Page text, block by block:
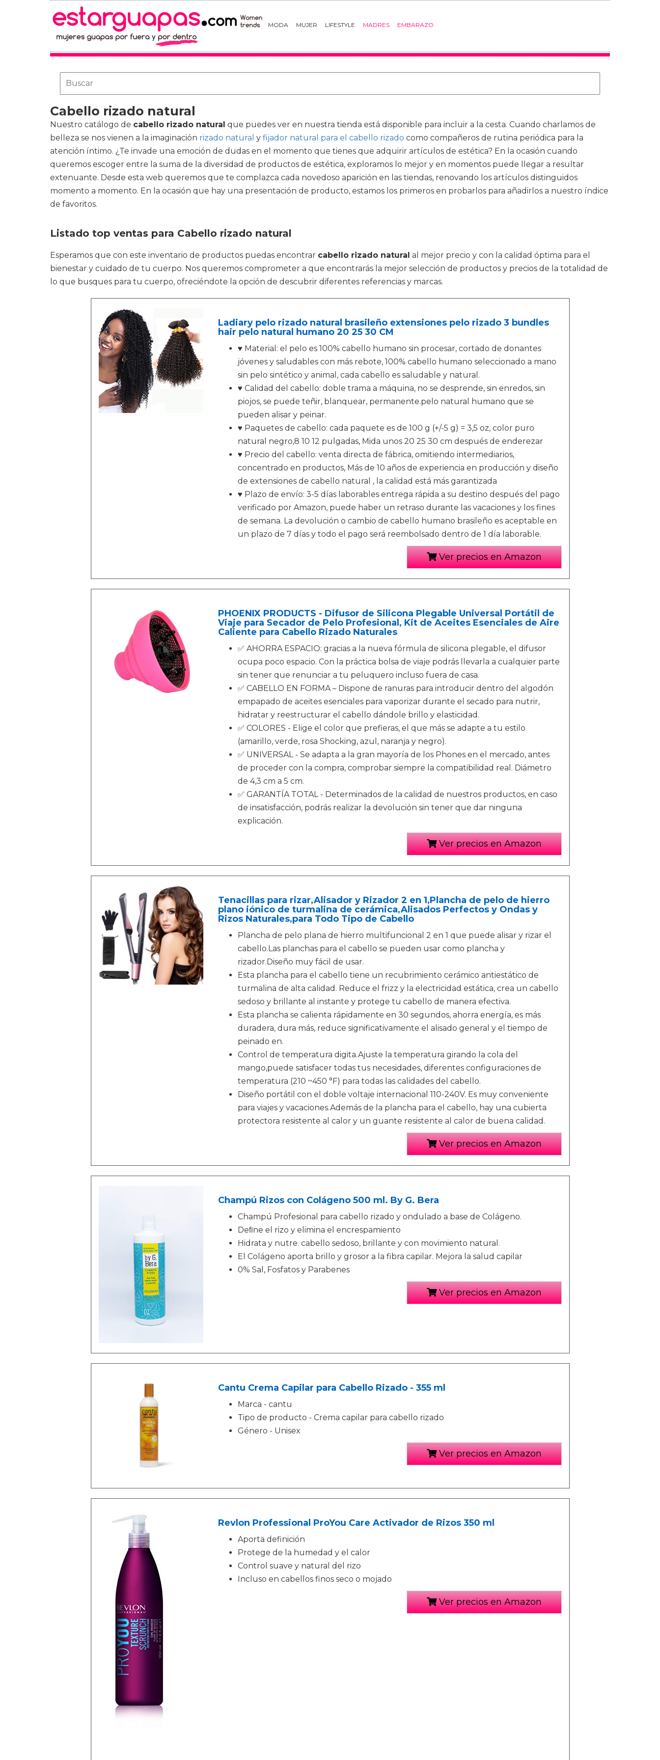
MODA MUJER LIFESTYLE MADRES EMBARAZO
Cabello rizado natural
Nuestro catálogo de cabello rizado natural que puedes ver en nuestra tienda está disponible para incluir a la cesta. Cuando charlamos de
belleza se nos vienen a la imaginación rizado natural y fijador natural para el cabello rizado como compañeros de rutina periódica para la
atención íntimo. ¿Te invade una emoción de dudas en el momento que tienes que adquirir artículos de estética? En la ocasión cuando
queremos escoger entre la suma de la diversidad de productos de estética, exploramos lo mejor y en momentos puede llegar a resultar
extenuante. Desde esta web queremos que te complazca cada novedoso aparición en las tiendas, renovando los artículos distinguidos
momento a momento. En la ocasión que hay una presentación de producto, estamos los primeros en probarlos para añadirlos a nuestro índice
de favoritos.
Listado top ventas para Cabello rizado natural
Esperamos que con este inventario de productos puedas encontrar cabello rizado natural al mejor precio y con la calidad óptima para el
bienestar y cuidado de tu cuerpo. Nos queremos comprometer a que encontrarás la mejor selección de productos y precios de la totalidad de
lo que busques para tu cuerpo, ofreciéndote la opción de descubrir diferentes referencias y marcas.
Ladiary pelo rizado natural brasileño extensiones pelo rizado 3 bundles
hair pelo natural humano 20 25 30 CM
♥ Material: el pelo es 100% cabello humano sin procesar, cortado de donantes
jóvenes y saludables con más rebote, 100% cabello humano seleccionado a mano
sin pelo sintético y animal, cada cabello es saludable y natural.
♥ Calidad del cabello: doble trama a máquina, no se desprende, sin enredos, sin
piojos, se puede teñir, blanquear, permanente.pelo natural humano que se
pueden alisar y peinar.
♥ Paquetes de cabello: cada paquete es de 100 g (+/-5 g) = 3,5 oz, color puro
natural negro,8 10 12 pulgadas, Mida unos 20 25 30 cm después de enderezar
♥ Precio del cabello: venta directa de fábrica, omitiendo intermediarios,
concentrado en productos, Más de 10 años de experiencia en producción y diseño
de extensiones de cabello natural , la calidad está más garantizada
♥ Plazo de envío: 3-5 días laborables entrega rápida a su destino después del pago
verificado por Amazon, puede haber un retraso durante las vacaciones y los fines
de semana. La devolución o cambio de cabello humano brasileño es aceptable en
un plazo de 7 días y todo el pago será reembolsado dentro de 1 día laborable.
Ver precios en Amazon
PHOENIX PRODUCTS - Difusor de Silicona Plegable Universal Portátil de
Viaje para Secador de Pelo Profesional, Kit de Aceites Esenciales de Aire
Caliente para Cabello Rizado Naturales
✅ AHORRA ESPACIO: gracias a la nueva fórmula de silicona plegable, el difusor
ocupa poco espacio. Con la práctica bolsa de viaje podrás llevarla a cualquier parte
sin tener que renunciar a tu peluquero incluso fuera de casa.
✅ CABELLO EN FORMA – Dispone de ranuras para introducir dentro del algodón
empapado de aceites esenciales para vaporizar durante el secado para nutrir,
hidratar y reestructurar el cabello dándole brillo y elasticidad.
✅ COLORES - Elige el color que prefieras, el que más se adapte a tu estilo
(amarillo, verde, rosa Shocking, azul, naranja y negro).
✅ UNIVERSAL - Se adapta a la gran mayoría de los Phones en el mercado, antes
de proceder con la compra, comprobar siempre la compatibilidad real. Diámetro
de 4,3 cm a 5 cm.
✅ GARANTÍA TOTAL - Determinados de la calidad de nuestros productos, en caso
de insatisfacción, podrás realizar la devolución sin tener que dar ninguna
explicación.
Ver precios en Amazon
Tenacillas para rizar,Alisador y Rizador 2 en 1,Plancha de pelo de hierro
plano iónico de turmalina de cerámica,Alisados Perfectos y Ondas y
Rizos Naturales,para Todo Tipo de Cabello
Plancha de pelo plana de hierro multifuncional 2 en 1 que puede alisar y rizar el
cabello.Las planchas para el cabello se pueden usar como plancha y
rizador.Diseño muy fácil de usar.
Esta plancha para el cabello tiene un recubrimiento cerámico antiestático de
turmalina de alta calidad. Reduce el frizz y la electricidad estática, crea un cabello
sedoso y brillante al instante y protege tu cabello de manera efectiva.
Esta plancha se calienta rápidamente en 30 segundos, ahorra energía, es más
duradera, dura más, reduce significativamente el alisado general y el tiempo de
peinado en.
Control de temperatura digita.Ajuste la temperatura girando la cola del
mango,puede satisfacer todas tus necesidades, diferentes configuraciones de
temperatura (210 ~450 °F) para todas las calidades del cabello.
Diseño portátil con el doble voltaje internacional 110-240V. Es muy conveniente
para viajes y vacaciones.Además de la plancha para el cabello, hay una cubierta
protectora resistente al calor y un guante resistente al calor de buena calidad.
Ver precios en Amazon
Champú Rizos con Colágeno 500 ml. By G. Bera
Champú Profesional para cabello rizado y ondulado a base de Colágeno.
Deﬁne el rizo y elimina el encrespamiento
Hidrata y nutre. cabello sedoso, brillante y con movimiento natural.
El Colágeno aporta brillo y grosor a la fibra capilar. Mejora la salud capilar
0% Sal, Fosfatos y Parabenes
Ver precios en Amazon
Cantu Crema Capilar para Cabello Rizado - 355 ml
Marca - cantu
Tipo de producto - Crema capilar para cabello rizado
Género - Unisex
Ver precios en Amazon
Revlon Professional ProYou Care Activador de Rizos 350 ml
Aporta definición
Protege de la humedad y el calor
Control suave y natural del rizo
Incluso en cabellos finos seco o mojado
Ver precios en Amazon